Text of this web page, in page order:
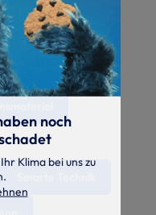
noch
Klima bei uns zu